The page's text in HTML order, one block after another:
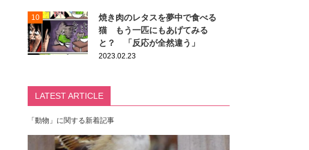
10
焼き肉のレタスを夢中で食べる
猫 もう一匹にもあげてみる
と？ 「反応が全然違う」
2023.02.23
LATEST ARTICLE
「動物」に関する新着記事